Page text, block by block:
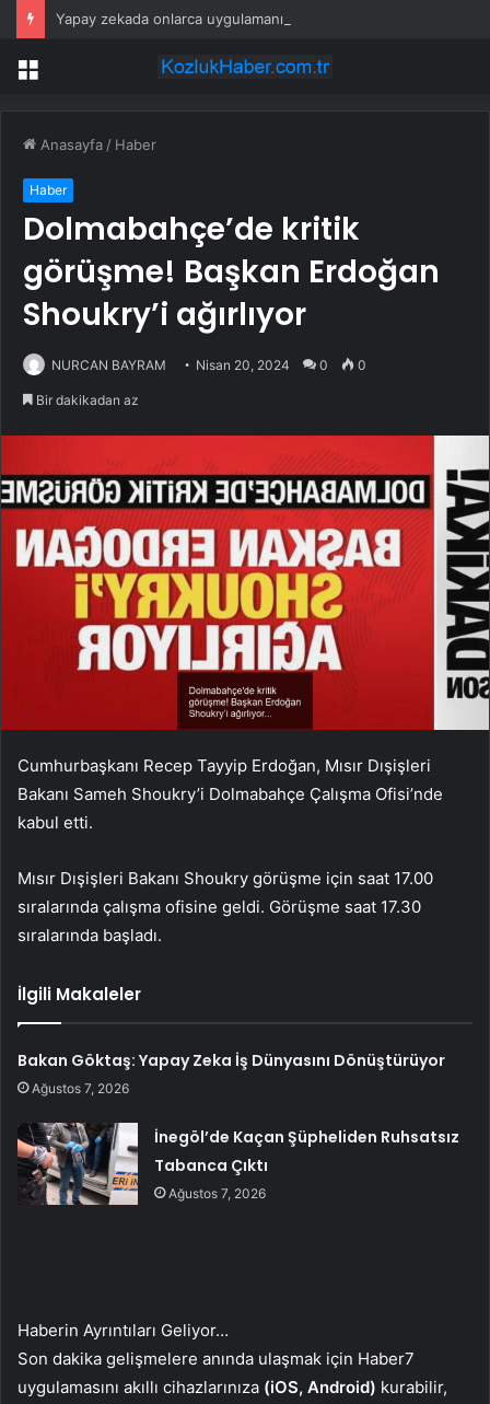
Menü
Anasayfa / Haber
Haber
Dolmabahçe’de kritik
görüşme! Başkan Erdoğan
Shoukry’i ağırlıyor
NURCAN BAYRAM Nisan 20, 2024 0 0
Bir dakikadan az
Cumhurbaşkanı Recep Tayyip Erdoğan, Mısır Dışişleri
Bakanı Sameh Shoukry’i Dolmabahçe Çalışma Ofisi’nde
kabul etti.
Mısır Dışişleri Bakanı Shoukry görüşme için saat 17.00
sıralarında çalışma ofisine geldi. Görüşme saat 17.30
sıralarında başladı.
İlgili Makaleler
Bakan Göktaş: Yapay Zeka İş Dünyasını Dönüştürüyor
Ağustos 7, 2026
İnegöl’de Kaçan Şüpheliden Ruhsatsız
Tabanca Çıktı
Ağustos 7, 2026
Haberin Ayrıntıları Geliyor…
Son dakika gelişmelere anında ulaşmak için Haber7
uygulamasını akıllı cihazlarınıza (iOS, Android) kurabilir,